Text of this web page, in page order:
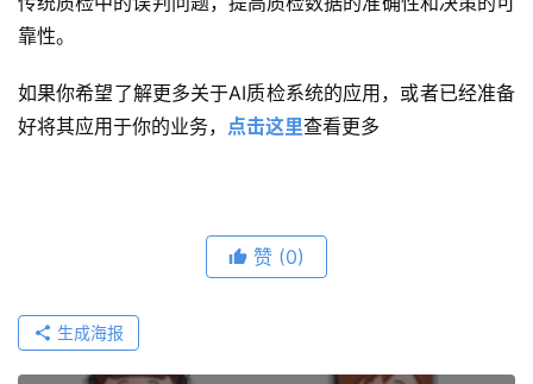
靠性。
如果你希望了解更多关于AI质检系统的应用，或者已经准备
好将其应用于你的业务， 点击这里查看更多
赞 (0)
生成海报